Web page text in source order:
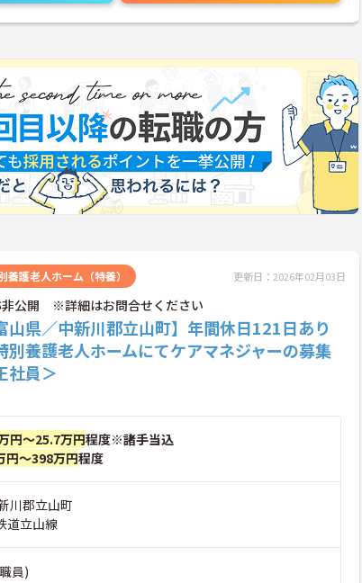
養護老人ホーム（特養） 更新日：2026年02月03日
非公開 ※詳細はお問合せください
山県／中新川郡立山町】年間休日121日あり
別養護老人ホームにてケアマネジャーの募集
社員＞
円～25.7万円程度※諸手当込
円～398万円程度
川郡立山町
道立山線
員)